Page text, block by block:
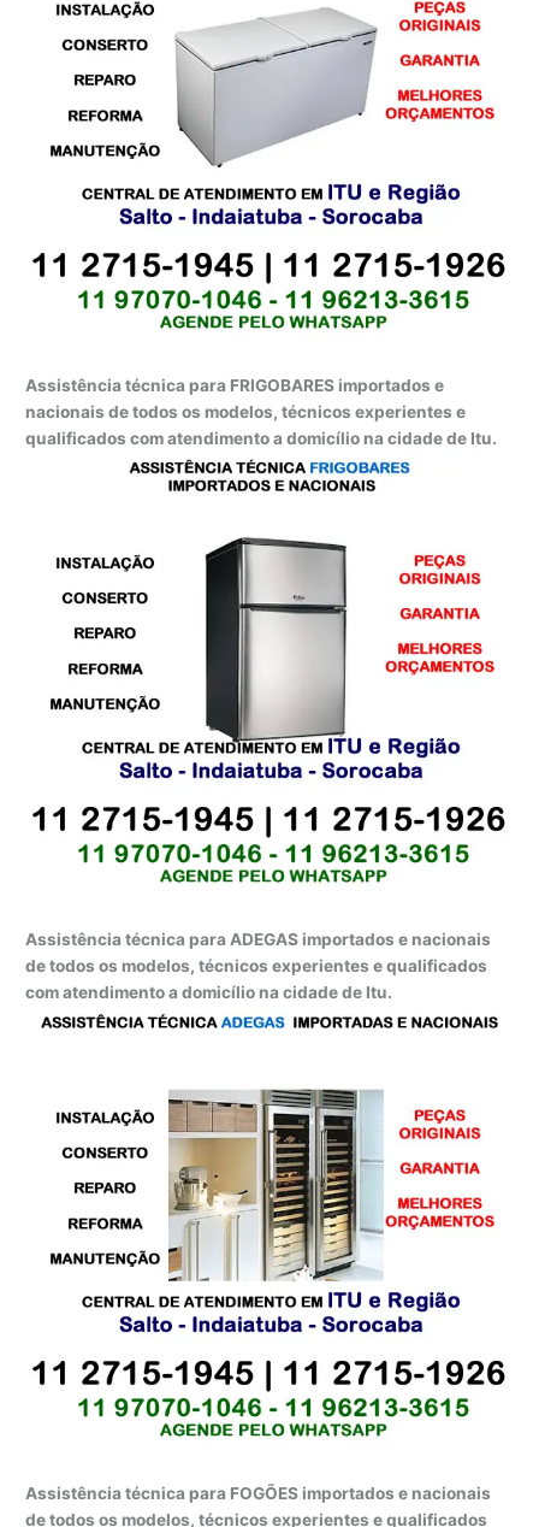
Assistência técnica para FRIGOBARES importados e
nacionais de todos os modelos, técnicos experientes e
qualificados com atendimento a domicílio na cidade de Itu.
Assistência técnica para ADEGAS importados e nacionais
de todos os modelos, técnicos experientes e qualificados
com atendimento a domicílio na cidade de Itu.
Assistência técnica para FOGÕES importados e nacionais
de todos os modelos, técnicos experientes e qualificados